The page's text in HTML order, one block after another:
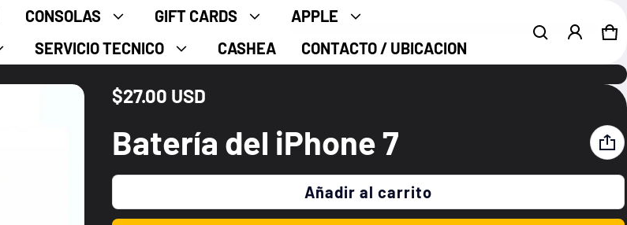
CONSOLAS GIFT CARDS
APPLE
SERVICIO TECNICO CASHEA CONTACTO / UBICACION 0
Producto añadido al carrito
Finalizar compra
Precio normal
$27.00 USD
Batería del iPhone 7
Añadir al carrito